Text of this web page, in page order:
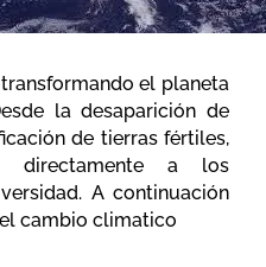
el planeta
la desaparición de
de tierras fértiles,
directamente a los
A continuación
cambio climatico